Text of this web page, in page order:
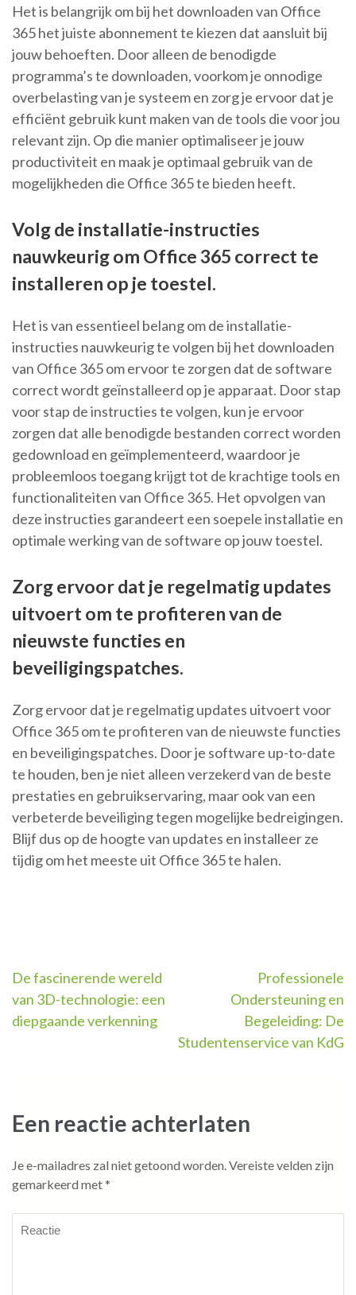
Het is belangrijk om bij het downloaden van Office
365 het juiste abonnement te kiezen dat aansluit bij
jouw behoeften. Door alleen de benodigde
programma’s te downloaden, voorkom je onnodige
overbelasting van je systeem en zorg je ervoor dat je
efficiënt gebruik kunt maken van de tools die voor jou
relevant zijn. Op die manier optimaliseer je jouw
productiviteit en maak je optimaal gebruik van de
mogelijkheden die Office 365 te bieden heeft.
Volg de installatie-instructies
nauwkeurig om Office 365 correct te
installeren op je toestel.
Het is van essentieel belang om de installatie-
instructies nauwkeurig te volgen bij het downloaden
van Office 365 om ervoor te zorgen dat de software
correct wordt geïnstalleerd op je apparaat. Door stap
voor stap de instructies te volgen, kun je ervoor
zorgen dat alle benodigde bestanden correct worden
gedownload en geïmplementeerd, waardoor je
probleemloos toegang krijgt tot de krachtige tools en
functionaliteiten van Office 365. Het opvolgen van
deze instructies garandeert een soepele installatie en
optimale werking van de software op jouw toestel.
Zorg ervoor dat je regelmatig updates
uitvoert om te profiteren van de
nieuwste functies en
beveiligingspatches.
Zorg ervoor dat je regelmatig updates uitvoert voor
Office 365 om te profiteren van de nieuwste functies
en beveiligingspatches. Door je software up-to-date
te houden, ben je niet alleen verzekerd van de beste
prestaties en gebruikservaring, maar ook van een
verbeterde beveiliging tegen mogelijke bedreigingen.
Blijf dus op de hoogte van updates en installeer ze
tijdig om het meeste uit Office 365 te halen.
Berichtnavigatie
De fascinerende wereld
van 3D-technologie: een
diepgaande verkenning
Professionele
Ondersteuning en
Begeleiding: De
Studentenservice van KdG
Een reactie achterlaten
Je e-mailadres zal niet getoond worden.Vereiste velden zijn
gemarkeerd met*